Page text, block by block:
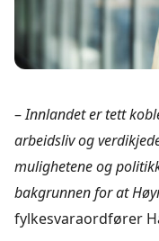
–Innlandet er tett
arbeidsliv og
mulighetene og
bakgrunnen for at
fylkesvaraordfører